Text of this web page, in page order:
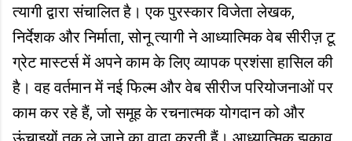
त्यागी द्वारा संचालित है। एक पुरस्कार विजेता लेखक,
निर्देशक और निर्माता, सोनू त्यागी ने आध्यात्मिक वेब सीरीज़ टू
ग्रेट मास्टर्स में अपने काम के लिए व्यापक प्रशंसा हासिल की
है। वह वर्तमान में नई फिल्म और वेब सीरीज परियोजनाओं पर
काम कर रहे हैं, जो समूह के रचनात्मक योगदान को और